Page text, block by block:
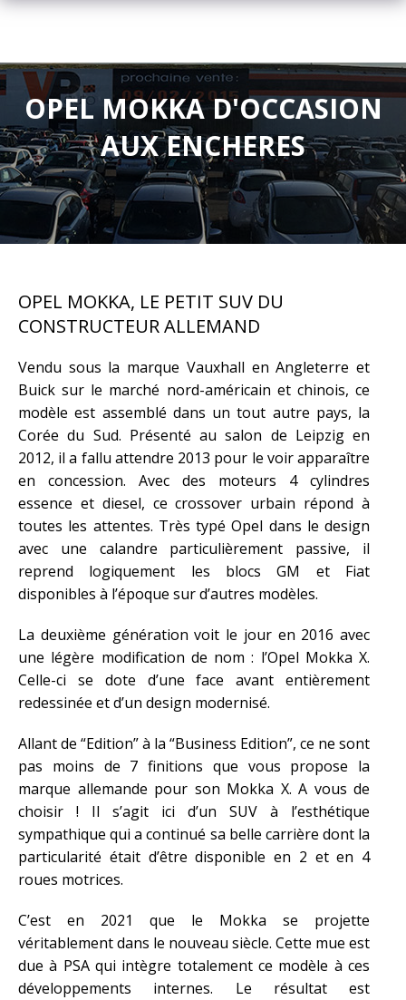
OPEL MOKKA D'OCCASION
AUX ENCHERES
OPEL MOKKA, LE PETIT SUV DU
CONSTRUCTEUR ALLEMAND
Vendu sous la marque Vauxhall en Angleterre et
Buick sur le marché nord-américain et chinois, ce
modèle est assemblé dans un tout autre pays, la
Corée du Sud. Présenté au salon de Leipzig en
2012, il a fallu attendre 2013 pour le voir apparaître
en concession. Avec des moteurs 4 cylindres
essence et diesel, ce crossover urbain répond à
toutes les attentes. Très typé Opel dans le design
avec une calandre particulièrement passive, il
reprend logiquement les blocs GM et Fiat
disponibles à l’époque sur d’autres modèles.
La deuxième génération voit le jour en 2016 avec
une légère modification de nom : l’Opel Mokka X.
Celle-ci se dote d’une face avant entièrement
redessinée et d’un design modernisé.
Allant de “Edition” à la “Business Edition”, ce ne sont
pas moins de 7 finitions que vous propose la
marque allemande pour son Mokka X. A vous de
choisir ! Il s’agit ici d’un SUV à l’esthétique
sympathique qui a continué sa belle carrière dont la
particularité était d’être disponible en 2 et en 4
roues motrices.
C’est en 2021 que le Mokka se projette
véritablement dans le nouveau siècle. Cette mue est
due à PSA qui intègre totalement ce modèle à ces
développements internes. Le résultat est